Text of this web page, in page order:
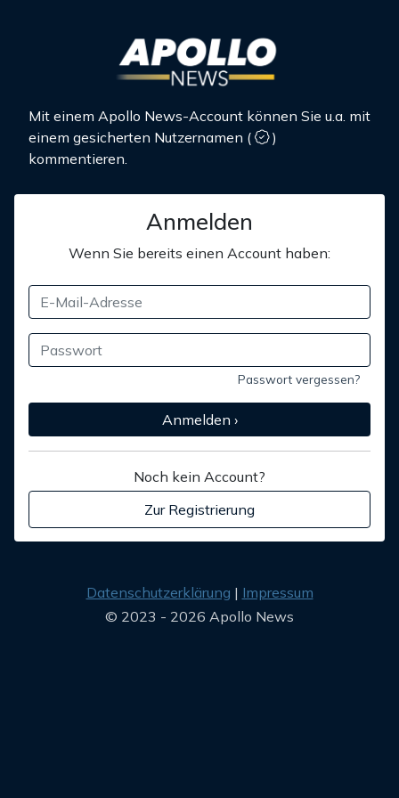
Mit einem Apollo News-Account können Sie u.a. mit
einem gesicherten Nutzernamen (
)
kommentieren.
Anmelden
Wenn Sie bereits einen Account haben:
Passwort vergessen?
Anmelden ›
Noch kein Account?
Zur Registrierung
Datenschutzerklärung
Impressum
© 2023 - 2026 Apollo News